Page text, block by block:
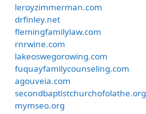
leroyzimmerman.com
drfinley.net
flemingfamilylaw.com
rnrwine.com
lakeoswegorowing.com
fuquayfamilycounseling.com
agouveia.com
secondbaptistchurchofolathe.org
mymseo.org